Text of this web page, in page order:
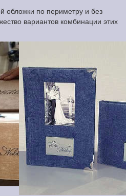
обложки по периметру и без
вариантов комбинации этих